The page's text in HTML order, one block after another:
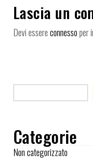
Lascia un
Devi essereconnessoper
Categorie
Non categorizzato